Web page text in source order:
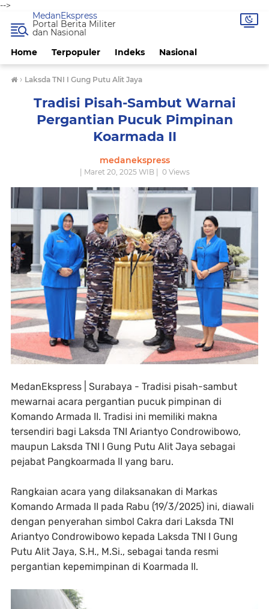
-->
Home Terpopuler Indeks Nasional
MedanEkspress
Portal Berita Militer
dan Nasional
› Laksda TNI I Gung Putu Alit Jaya
Tradisi Pisah-Sambut Warnai
Pergantian Pucuk Pimpinan
Koarmada II
medanekspress
| Maret 20, 2025 WIB | 0Views
MedanEkspress | Surabaya - Tradisi pisah-sambut
mewarnai acara pergantian pucuk pimpinan di
Komando Armada II. Tradisi ini memiliki makna
tersendiri bagi Laksda TNI Ariantyo Condrowibowo,
maupun Laksda TNI I Gung Putu Alit Jaya sebagai
pejabat Pangkoarmada II yang baru.
Rangkaian acara yang dilaksanakan di Markas
Komando Armada II pada Rabu (19/3/2025) ini, diawali
dengan penyerahan simbol Cakra dari Laksda TNI
Ariantyo Condrowibowo kepada Laksda TNI I Gung
Putu Alit Jaya, S.H., M.Si., sebagai tanda resmi
pergantian kepemimpinan di Koarmada II.